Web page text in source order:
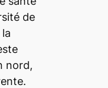
de
nord,